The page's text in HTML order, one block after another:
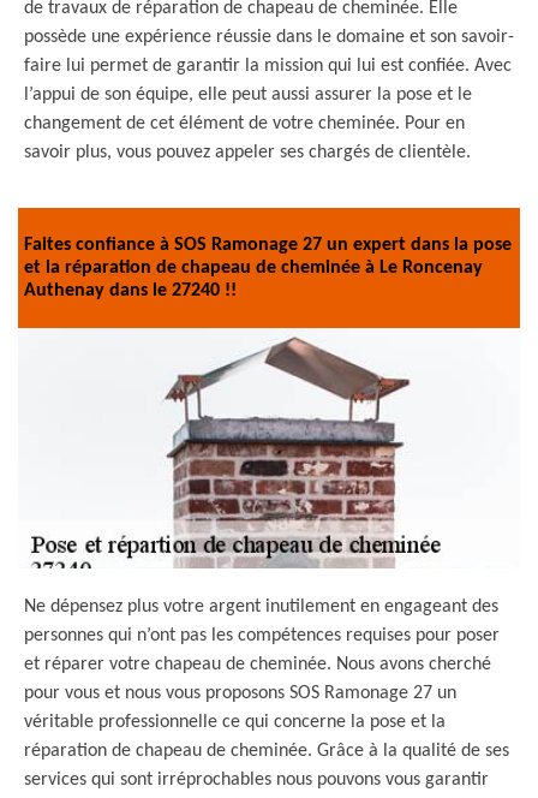
de travaux de réparation de chapeau de cheminée. Elle
possède une expérience réussie dans le domaine et son savoir-
faire lui permet de garantir la mission qui lui est confiée. Avec
l’appui de son équipe, elle peut aussi assurer la pose et le
changement de cet élément de votre cheminée. Pour en
savoir plus, vous pouvez appeler ses chargés de clientèle.
Faites confiance à SOS Ramonage 27 un expert dans la pose
et la réparation de chapeau de cheminée à Le Roncenay
Authenay dans le 27240 !!
Ne dépensez plus votre argent inutilement en engageant des
personnes qui n’ont pas les compétences requises pour poser
et réparer votre chapeau de cheminée. Nous avons cherché
pour vous et nous vous proposons SOS Ramonage 27 un
véritable professionnelle ce qui concerne la pose et la
réparation de chapeau de cheminée. Grâce à la qualité de ses
services qui sont irréprochables nous pouvons vous garantir